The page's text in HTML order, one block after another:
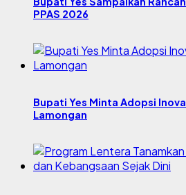
PPAS 2026
Bupati Yes Minta Adopsi
Lamongan